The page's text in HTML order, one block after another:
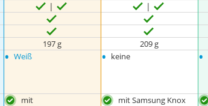
197 g 209 g
• Weiß • keine •
mit
mit Samsung Knox